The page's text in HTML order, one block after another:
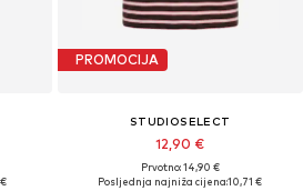
PROMOCIJA
STUDIOSELECT
12,90 €
Prvotno: 14,90 €
Posljednja najniža cijena:10,71 €